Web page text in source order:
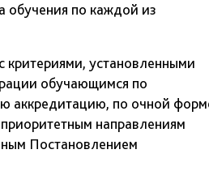
обучения по каждой из
критериями, установленными
обучающимся по
аккредитацию, по очной
направлениям
Постановлением